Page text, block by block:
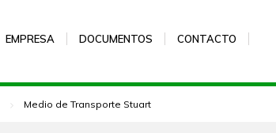
EMPRESA DOCUMENTOS CONTACTO
Medio de Transporte Stuart